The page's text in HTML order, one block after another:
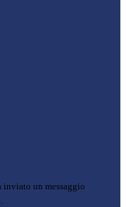
inviato un messaggio